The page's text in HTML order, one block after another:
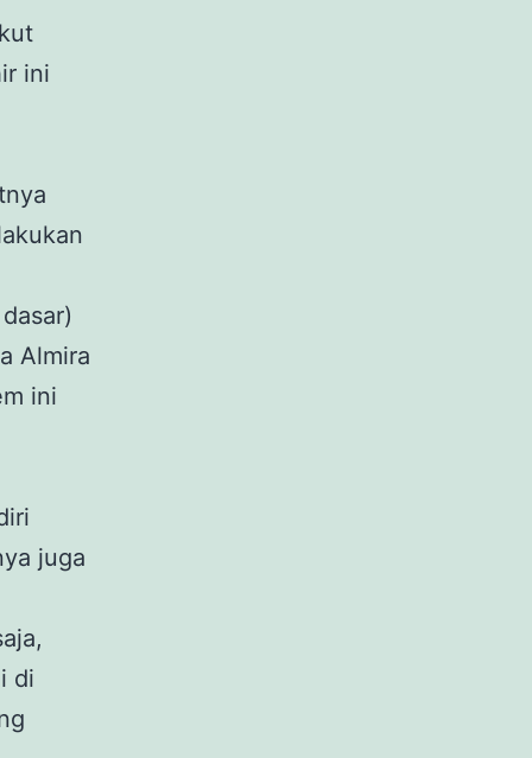
ini
Almira
ini
juga
di